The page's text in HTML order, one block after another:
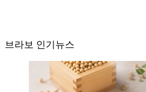
브라보 인기뉴스